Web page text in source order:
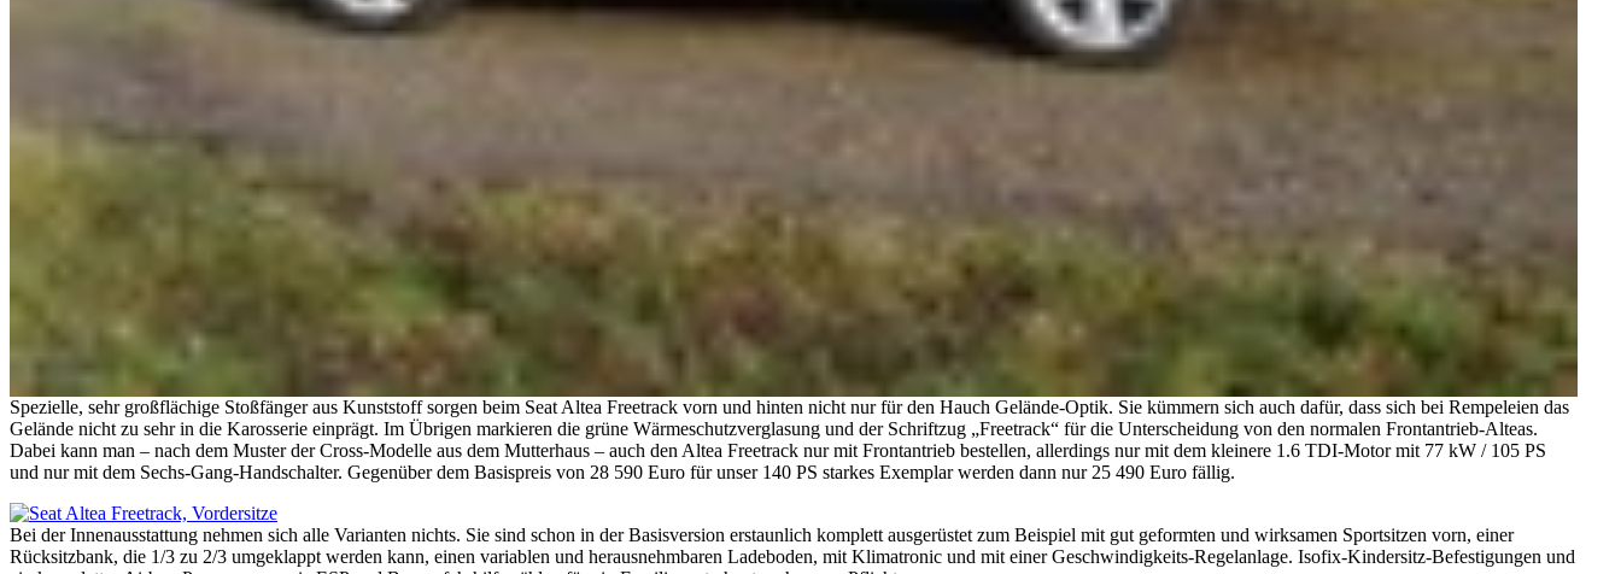
Spezielle, sehr großflächige Stoßfänger aus Kunststoff sorgen beim Seat Altea Freetrack vorn und hinten nicht nur für den Hauch Gelände-Optik. Sie kümmern sich auch dafür, dass sich bei Rempeleien das
Gelände nicht zu sehr in die Karosserie einprägt. Im Übrigen markieren die grüne Wärmeschutzverglasung und der Schriftzug „Freetrack“ für die Unterscheidung von den normalen Frontantrieb-Alteas.
Dabei kann man – nach dem Muster der Cross-Modelle aus dem Mutterhaus – auch den Altea Freetrack nur mit Frontantrieb bestellen, allerdings nur mit dem kleinere 1.6 TDI-Motor mit 77 kW / 105 PS
und nur mit dem Sechs-Gang-Handschalter. Gegenüber dem Basispreis von 28 590 Euro für unser 140 PS starkes Exemplar werden dann nur 25 490 Euro fällig.
Bei der Innenausstattung nehmen sich alle Varianten nichts. Sie sind schon in der Basisversion erstaunlich komplett ausgerüstet zum Beispiel mit gut geformten und wirksamen Sportsitzen vorn, einer
Rücksitzbank, die 1/3 zu 2/3 umgeklappt werden kann, einen variablen und herausnehmbaren Ladeboden, mit Klimatronic und mit einer Geschwindigkeits-Regelanlage. Isofix-Kindersitz-Befestigungen und